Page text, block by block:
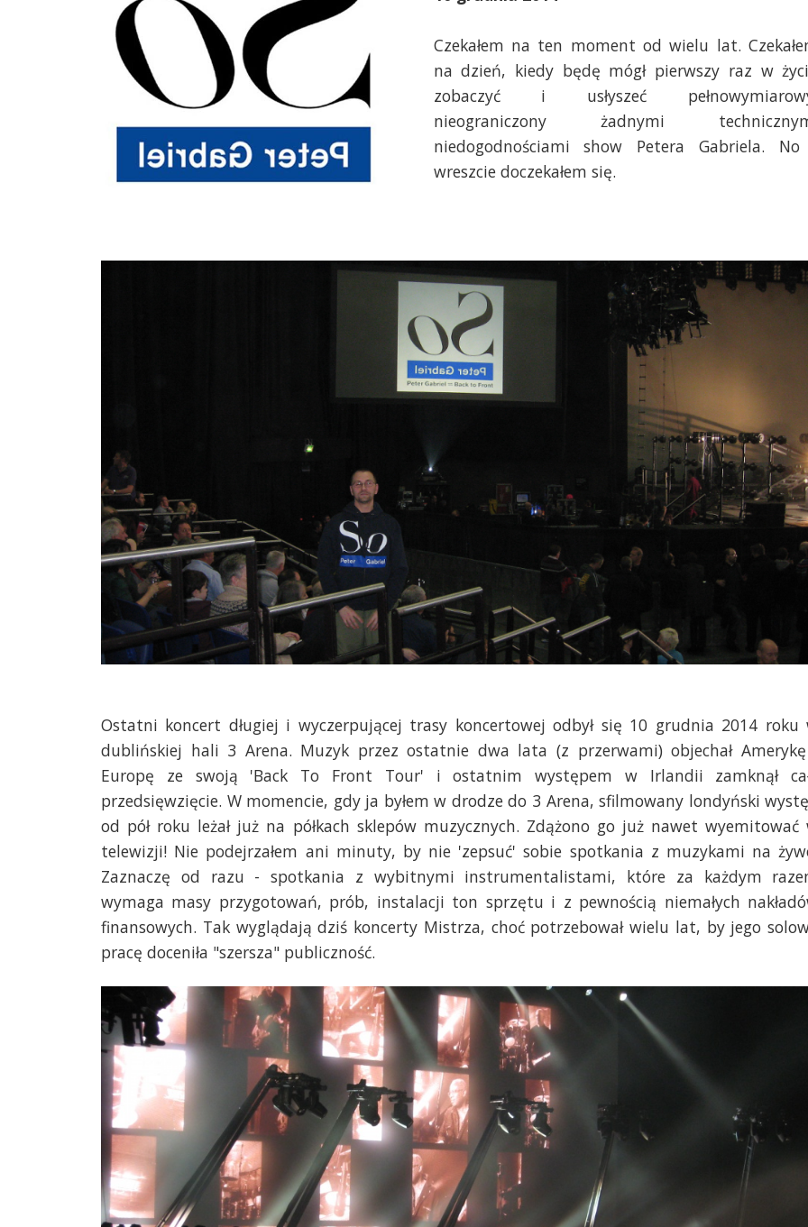
Czekałem na ten moment od wielu lat.
na dzień, kiedy będę mógł pierwszy raz w
zobaczyć i usłyszeć
nieograniczony żadnymi
niedogodnościami show Petera Gabriela.
wreszcie doczekałem się.
Ostatni koncert długiej i wyczerpującej trasy koncertowej odbył się 10 grudnia 2014 roku
dublińskiej hali 3 Arena. Muzyk przez ostatnie dwa lata (z przerwami) objechał
Europę ze swoją 'Back To Front Tour' i ostatnim występem w Irlandii zamknął
przedsięwzięcie. W momencie, gdy ja byłem w drodze do 3 Arena, sfilmowany londyński
od pół roku leżał już na półkach sklepów muzycznych. Zdążono go już nawet wyemitować
telewizji! Nie podejrzałem ani minuty, by nie 'zepsuć' sobie spotkania z muzykami na
Zaznaczę od razu - spotkania z wybitnymi instrumentalistami, które za każdym
wymaga masy przygotowań, prób, instalacji ton sprzętu i z pewnością niemałych
finansowych. Tak wyglądają dziś koncerty Mistrza, choć potrzebował wielu lat, by jego
pracę doceniła "szersza" publiczność.